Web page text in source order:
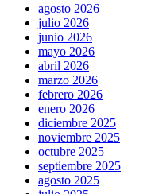
agosto 2026
julio 2026
junio 2026
mayo 2026
abril 2026
marzo 2026
febrero 2026
enero 2026
diciembre 2025
noviembre 2025
octubre 2025
septiembre 2025
agosto 2025